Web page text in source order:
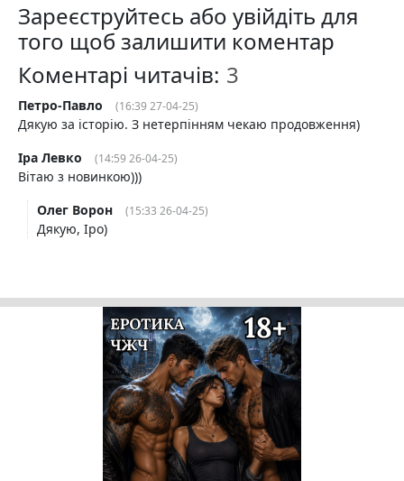
Зареєструйтесь або увійдіть для
того щоб залишити коментар
Коментарі читачів:
Петро-Павло (16:39 27-04-25)
Дякую за історію. З нетерпінням чекаю продовження)
Іра Левко
(14:59 26-04-25)
Вітаю з новинкою)))
Олег Ворон
(15:33 26-04-25)
Дякую, Іро)